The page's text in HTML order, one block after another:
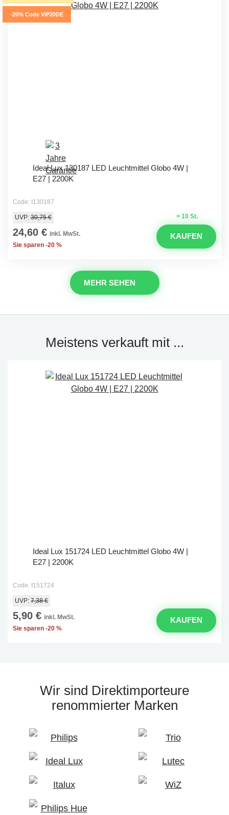
-20% Code VIP20DE
Ideal Lux 130187 LED Leuchtmittel Globo 4W |
E27 | 2200K
Code: I130187
> 10 St.
UVP: 30,75 €
24,60 € inkl. MwSt.
Sie sparen -20 %
KAUFEN
MEHR SEHEN
Meistens verkauft mit ...
Ideal Lux 151724 LED Leuchtmittel Globo 4W |
E27 | 2200K
Code: I151724
UVP: 7,38 €
5,90 € inkl. MwSt.
Sie sparen -20 %
KAUFEN
Wir sind Direktimporteure
renommierter Marken